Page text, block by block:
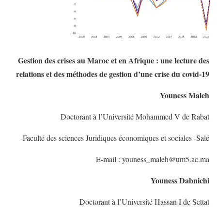
Gestion des crises au Maroc et en Afrique : une lecture des
relations et des méthodes de gestion d’une crise du covid-19
Youness Maleh
Doctorant à l’Université Mohammed V de Rabat
Faculté des sciences Juridiques économiques et sociales -Salé-
E-mail : youness_maleh@um5.ac.ma
Youness Dabnichi
Doctorant à l’Université Hassan I de Settat